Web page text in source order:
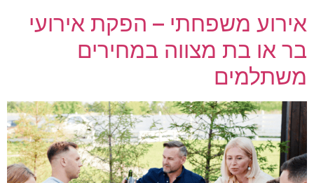
אירוע משפחתי – הפקת אירועי
בר או בת מצווה במחירים
משתלמים